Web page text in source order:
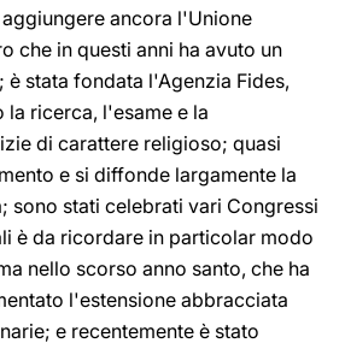
ancora l'Unione
che in questi anni ha avuto un
stata fondata l'Agenzia Fides,
la ricerca, l'esame e la
di carattere religioso; quasi
e si diffonde largamente la
sono stati celebrati vari Congressi
è da ricordare in particolar modo
nello scorso anno santo, che ha
l'estensione abbracciata
e recentemente è stato